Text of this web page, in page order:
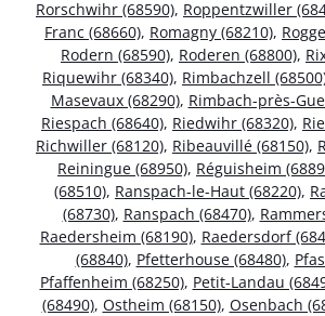
Rorschwihr (68590), Roppentzwiller
Franc (68660), Romagny (68210),
Rodern (68590), Roderen (68800),
Riquewihr (68340), Rimbachzell
Masevaux (68290), Rimbach-près-
Riespach (68640), Riedwihr (68320),
Richwiller (68120), Ribeauvillé (68150),
Reiningue (68950), Réguisheim
(68510), Ranspach-le-Haut (68220),
(68730), Ranspach (68470),
Raedersheim (68190), Raedersdorf
(68840), Pfetterhouse (68480),
Pfaffenheim (68250), Petit-Landau
(68490), Ostheim (68150), Osenbach